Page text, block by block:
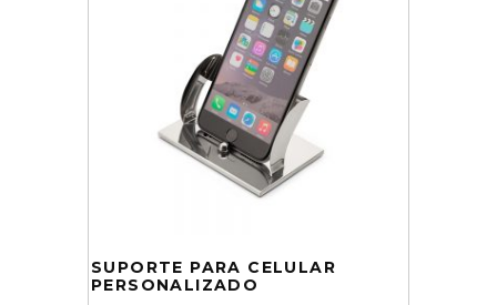
SUPORTE PARA CELULAR
PERSONALIZADO